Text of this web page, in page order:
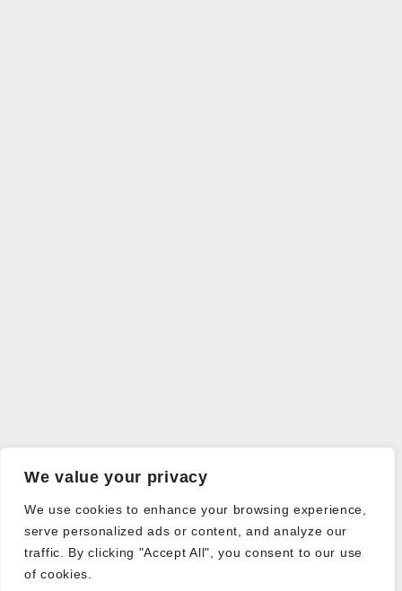
We value your privacy
We use cookies to enhance your browsing experience,
serve personalized ads or content, and analyze our
traffic. By clicking "Accept All", you consent to our use
of cookies.